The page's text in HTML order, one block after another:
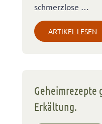
schmerzlose …
ARTIKEL LESEN
Geheimrezepte
Erkältung.